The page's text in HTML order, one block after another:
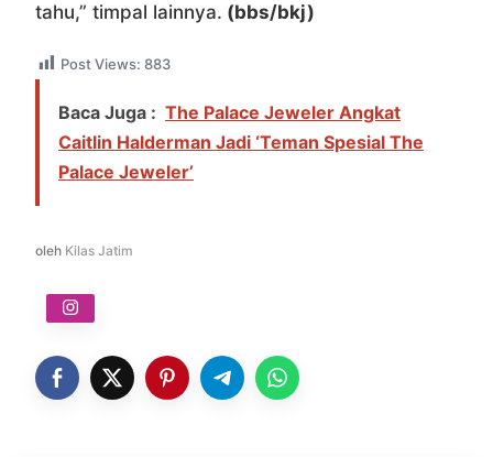
tahu,” timpal lainnya. (bbs/bkj)
Post Views: 883
Baca Juga : The Palace Jeweler Angkat
Caitlin Halderman Jadi ‘Teman Spesial The
Palace Jeweler’
oleh Kilas Jatim